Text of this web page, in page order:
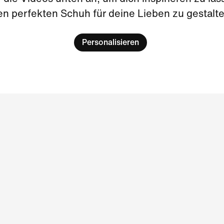
perfekten Schuh für deine Lieben zu
Personalisieren